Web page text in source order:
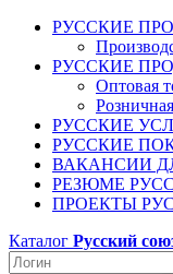
РУССКИЕ
РУССКИЕ
Оптовая
РУССКИЕ
РУССКИЕ
ВАКАНСИИ
РЕЗЮМЕ
ПРОЕКТЫ
Каталог Русский